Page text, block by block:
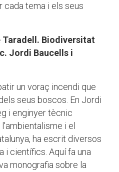
cada tema i els seus
Taradell. Biodiversitat
Jordi Baucells i
un voraç incendi que
seus boscos. En Jordi
i enginyer tècnic
i el
ha escrit diversos
i científics. Aquí fa una
monografia sobre la